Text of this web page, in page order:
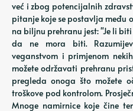
već i zbog potencijalnih
pitanje koje se postavlja među
na biljnu prehranu jest: "Je li
da ne mora biti.
veganstvom i primjenom
možete održavati prehranu
pregleda onoga što možete
troškove pod kontrolom.
Mnoge namirnice koje čine